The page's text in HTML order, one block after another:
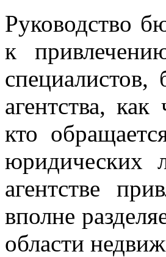
Руководство
к
агентства,
кто
агентстве
вполне
области